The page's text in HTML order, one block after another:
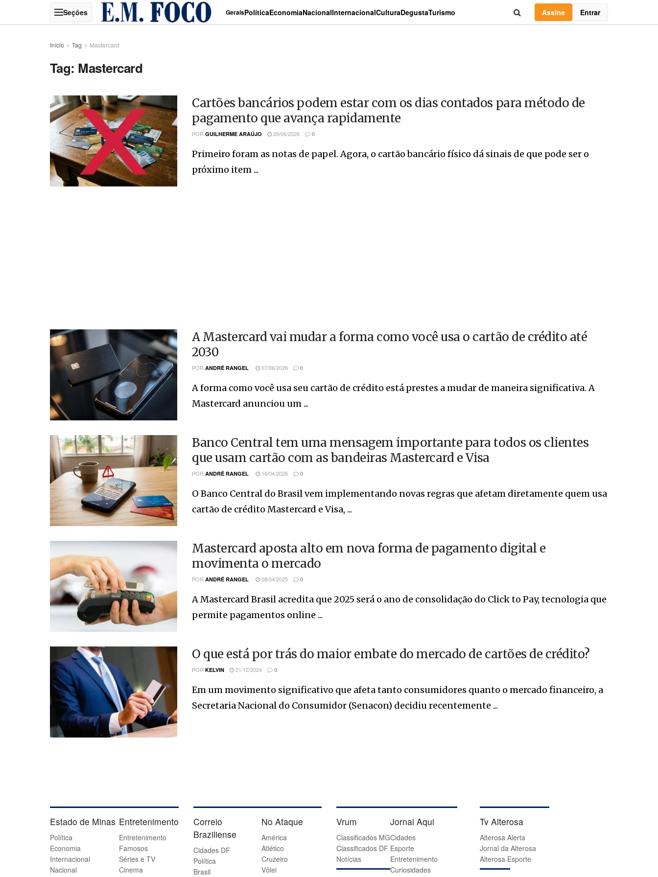
GeraisPolíticaEconomiaNacionalInternacionalCulturaDegustaTurismo Assine Entrar
Início Tag Mastercard
Tag: Mastercard
Cartões bancários podem estar com os dias contados para método de
pagamento que avança rapidamente
POR GUILHERME ARAÚJO 29/06/2026 0
Primeiro foram as notas de papel. Agora, o cartão bancário físico dá sinais de que pode ser o
próximo item ...
A Mastercard vai mudar a forma como você usa o cartão de crédito até
2030
POR ANDRÉ RANGEL 07/06/2026 0
A forma como você usa seu cartão de crédito está prestes a mudar de maneira significativa. A
Mastercard anunciou um ...
Banco Central tem uma mensagem importante para todos os clientes
que usam cartão com as bandeiras Mastercard e Visa
POR ANDRÉ RANGEL 16/04/2026 0
O Banco Central do Brasil vem implementando novas regras que afetam diretamente quem usa
cartão de crédito Mastercard e Visa, ...
Mastercard aposta alto em nova forma de pagamento digital e
movimenta o mercado
POR ANDRÉ RANGEL 08/04/2025 0
A Mastercard Brasil acredita que 2025 será o ano de consolidação do Click to Pay, tecnologia que
permite pagamentos online ...
O que está por trás do maior embate do mercado de cartões de crédito?
POR KELVIN 21/12/2024 0
Em um movimento significativo que afeta tanto consumidores quanto o mercado financeiro, a
Secretaria Nacional do Consumidor (Senacon) decidiu recentemente ...
Estado de Minas
Política
Economia
Internacional
Nacional
Entretenimento
Entretenimento
Famosos
Séries e TV
Cinema
Correio
Braziliense
Cidades DF
Política
Brasil
No Ataque
América
Atlético
Cruzeiro
Vôlei
Vrum
Classificados MG
Classificados DF
Notícias
Jornal Aqui
Cidades
Esporte
Entretenimento
Curiosidades
Tv Alterosa
Alterosa Alerta
Jornal da Alterosa
Alterosa Esporte